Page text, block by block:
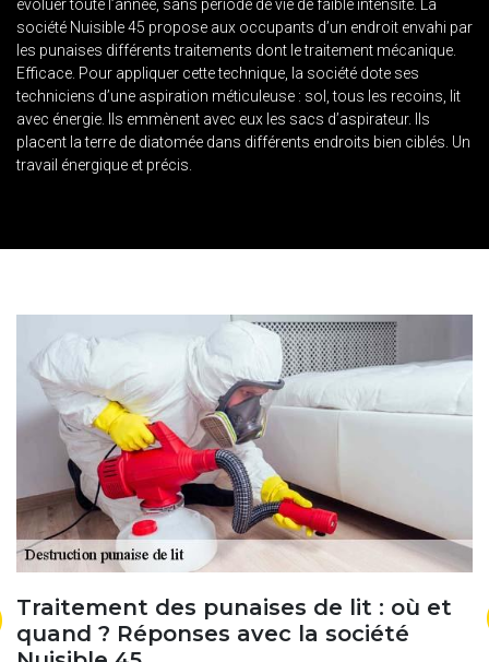
évoluer toute l’année, sans période de vie de faible intensité. La
société Nuisible 45 propose aux occupants d’un endroit envahi par
les punaises différents traitements dont le traitement mécanique.
Efficace. Pour appliquer cette technique, la société dote ses
techniciens d’une aspiration méticuleuse : sol, tous les recoins, lit
avec énergie. Ils emmènent avec eux les sacs d’aspirateur. Ils
placent la terre de diatomée dans différents endroits bien ciblés. Un
travail énergique et précis.
Traitement des punaises de lit : où et
quand ? Réponses avec la société